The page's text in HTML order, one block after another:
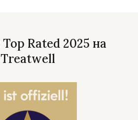
Rated 2025 на
Treatwell